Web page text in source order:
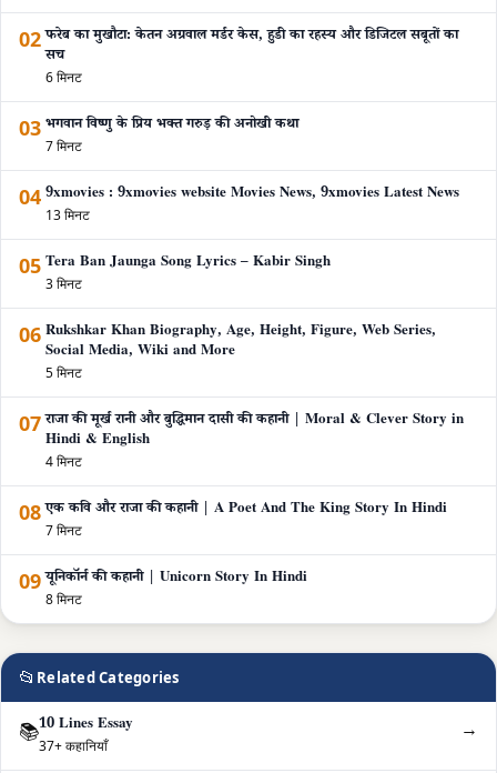
02 फरेब का मुखौटा: केतन अग्रवाल मर्डर केस, हुडी का रहस्य और डिजिटल सबूतों का
सच
6 मिनट
03 भगवान विष्णु के प्रिय भक्त गरुड़ की अनोखी कथा
7 मिनट
04 9xmovies : 9xmovies website Movies News, 9xmovies Latest News
13 मिनट
05 Tera Ban Jaunga Song Lyrics – Kabir Singh
3 मिनट
06 Rukshkar Khan Biography, Age, Height, Figure, Web Series,
Social Media, Wiki and More
5 मिनट
07 राजा की मूर्ख रानी और बुद्धिमान दासी की कहानी | Moral & Clever Story in
Hindi & English
4 मिनट
08 एक कवि और राजा की कहानी | A Poet And The King Story In Hindi
7 मिनट
09 यूनिकॉर्न की कहानी | Unicorn Story In Hindi
8 मिनट
📂 Related Categories
📚10 Lines Essay
37+ कहानियाँ
→